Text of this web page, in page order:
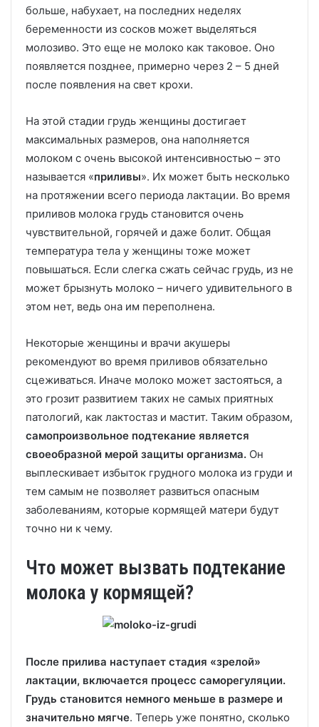
больше, набухает, на последних неделях
беременности из сосков может выделяться
молозиво. Это еще не молоко как таковое. Оно
появляется позднее, примерно через 2 – 5 дней
после появления на свет крохи.
На этой стадии грудь женщины достигает
максимальных размеров, она наполняется
молоком с очень высокой интенсивностью – это
называется «приливы». Их может быть несколько
на протяжении всего периода лактации. Во время
приливов молока грудь становится очень
чувствительной, горячей и даже болит. Общая
температура тела у женщины тоже может
повышаться. Если слегка сжать сейчас грудь, из не
может брызнуть молоко – ничего удивительного в
этом нет, ведь она им переполнена.
Некоторые женщины и врачи акушеры
рекомендуют во время приливов обязательно
сцеживаться. Иначе молоко может застояться, а
это грозит развитием таких не самых приятных
патологий, как лактостаз и мастит. Таким образом,
самопроизвольное подтекание является
своеобразной мерой защиты организма. Он
выплескивает избыток грудного молока из груди и
тем самым не позволяет развиться опасным
заболеваниям, которые кормящей матери будут
точно ни к чему.
Что может вызвать подтекание
молока у кормящей?
После прилива наступает стадия «зрелой»
лактации, включается процесс саморегуляции.
Грудь становится немного меньше в размере и
значительно мягче. Теперь уже понятно, сколько